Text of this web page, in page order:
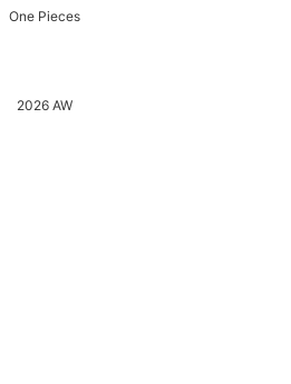
One Pieces
2026 AW